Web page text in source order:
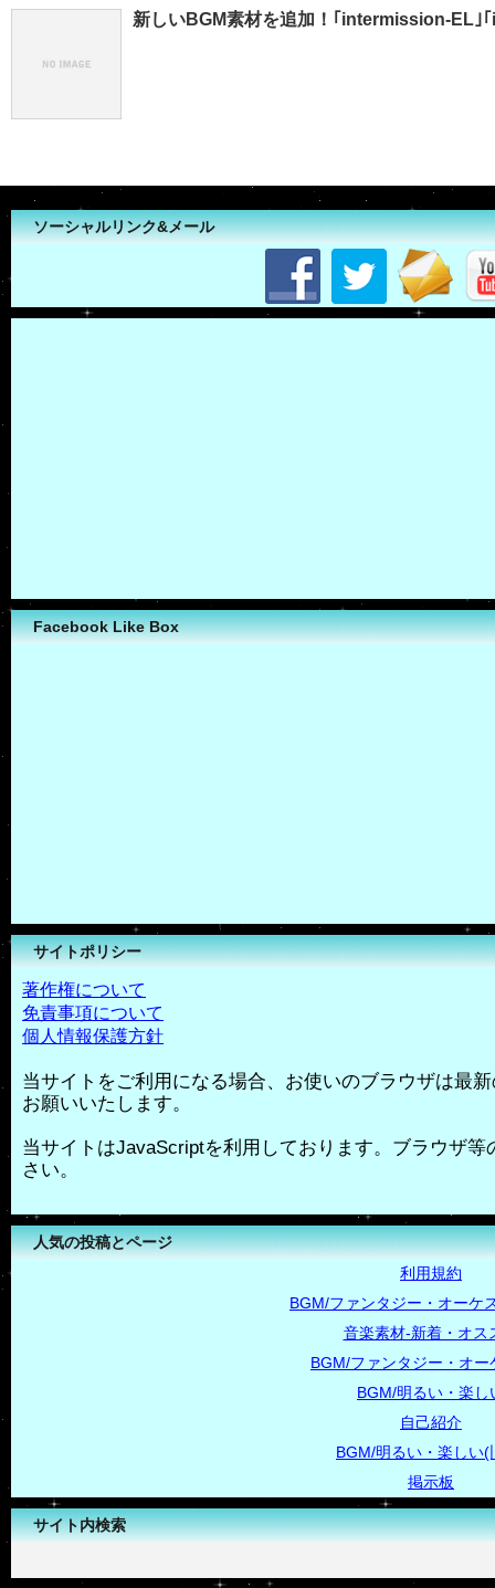
新しいBGM素材を追加！｢intermission-EL｣
ソーシャルリンク&メール
Facebook Like Box
サイトポリシー
著作権について
免責事項について
個人情報保護方針
当サイトをご利用になる場合、お使いのブラウザは最
お願いいたします。
当サイトはJavaScriptを利用しております。ブラウザ
さい。
人気の投稿とページ
利用規約
BGM/ファンタジー・オーケ
音楽素材-新着・オス
BGM/ファンタジー・オー
BGM/明るい・楽し
自己紹介
BGM/明るい・楽しい(
掲示板
サイト内検索